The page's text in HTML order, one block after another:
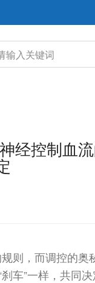
经控制血
则，而调控的奥
车”一样，共同决